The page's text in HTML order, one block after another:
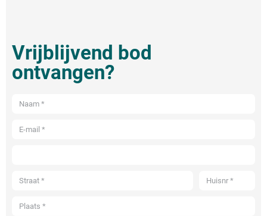
Vrijblijvend bod
ontvangen?